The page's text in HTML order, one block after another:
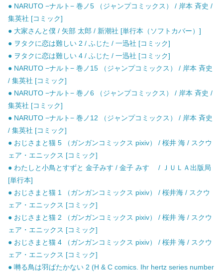
● NARUTO −ナルト− 巻ノ5 （ジャンプコミックス） / 岸本 斉史 /
集英社 [コミック]
● 大家さんと僕 / 矢部 太郎 / 新潮社 [単行本（ソフトカバー）]
● ヲタクに恋は難しい 2 / ふじた / 一迅社 [コミック]
● ヲタクに恋は難しい 4 / ふじた / 一迅社 [コミック]
● NARUTO −ナルト− 巻ノ15 （ジャンプコミックス） / 岸本 斉史
/ 集英社 [コミック]
● NARUTO −ナルト− 巻ノ6 （ジャンプコミックス） / 岸本 斉史 /
集英社 [コミック]
● NARUTO −ナルト− 巻ノ12 （ジャンプコミックス） / 岸本 斉史
/ 集英社 [コミック]
● おじさまと猫 5 （ガンガンコミックス pixiv） / 桜井 海 / スクウ
ェア・エニックス [コミック]
● わたしと小鳥とすずと 金子みす / 金子 みすゞ / ＪＵＬＡ出版局
[単行本]
● おじさまと猫 1 （ガンガンコミックス pixiv） / 桜井海 / スクウ
ェア・エニックス [コミック]
● おじさまと猫 2 （ガンガンコミックス pixiv） / 桜井 海 / スクウ
ェア・エニックス [コミック]
● おじさまと猫 4 （ガンガンコミックス pixiv） / 桜井 海 / スクウ
ェア・エニックス [コミック]
● 囀る鳥は羽ばたかない 2 (H & C comics. Ihr hertz series number